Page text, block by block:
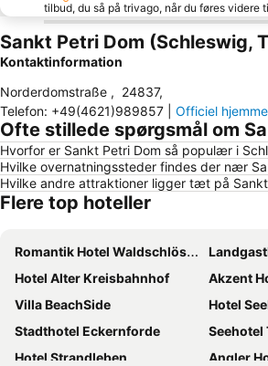
tilbud, du så på trivago, når du føres videre
Sankt Petri Dom (Schleswig,
Kontaktinformation
Norderdomstraße , 24837,
Telefon: +49(4621)989857 Officiel
Ofte stillede spørgsmål om
Hvorfor er Sankt Petri Dom så populær i
Hvilke overnatningssteder findes der nær
Hvilke andre attraktioner ligger tæt på
Flere top hoteller
Romantik Hotel Waldschlösschen
Hotel Alter Kreisbahnhof
Akzent
Villa BeachSide
Hotel
Stadthotel Eckernforde
Seehotel
Hotel Strandleben
Angler